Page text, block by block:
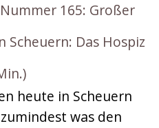
165: Großer
Scheuern: Das Hospiz
heute in Scheuern
was den